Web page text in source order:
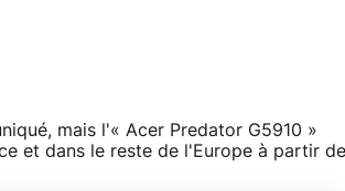
mais l'« Acer Predator G5910 »
et dans le reste de l'Europe à partir de